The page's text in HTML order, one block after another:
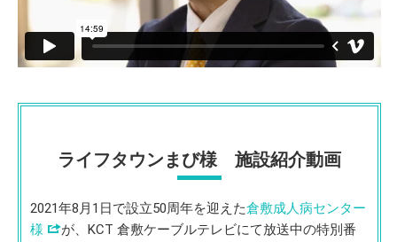
ライフタウンまび様 施設紹介動画
2021年8月1日で設立50周年を迎えた倉敷成人病センター
様
が、KCT 倉敷ケーブルテレビにて放送中の特別番